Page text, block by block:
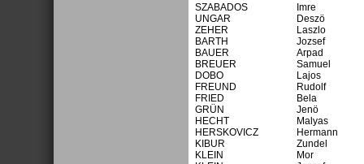
SZABADOS
Imre
UNGAR
Deszö
ZEHER
Laszlo
BARTH
Jozsef
BAUER
Arpad
BREUER
Samuel
DOBO
Lajos
FREUND
Rudolf
FRIED
Bela
GRÜN
Jenö
HECHT
Malyas
HERSKOVICZ
Hermann
KIBUR
Zundel
KLEIN
Mor